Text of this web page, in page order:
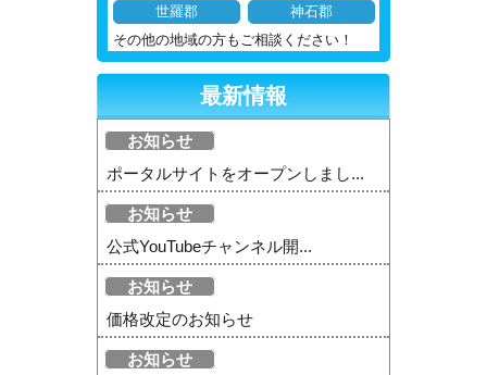
世羅郡
神石郡
その他の地域の方もご相談ください！
最新情報
お知らせ
ポータルサイトをオープンしまし...
お知らせ
公式YouTubeチャンネル開...
お知らせ
価格改定のお知らせ
お知らせ